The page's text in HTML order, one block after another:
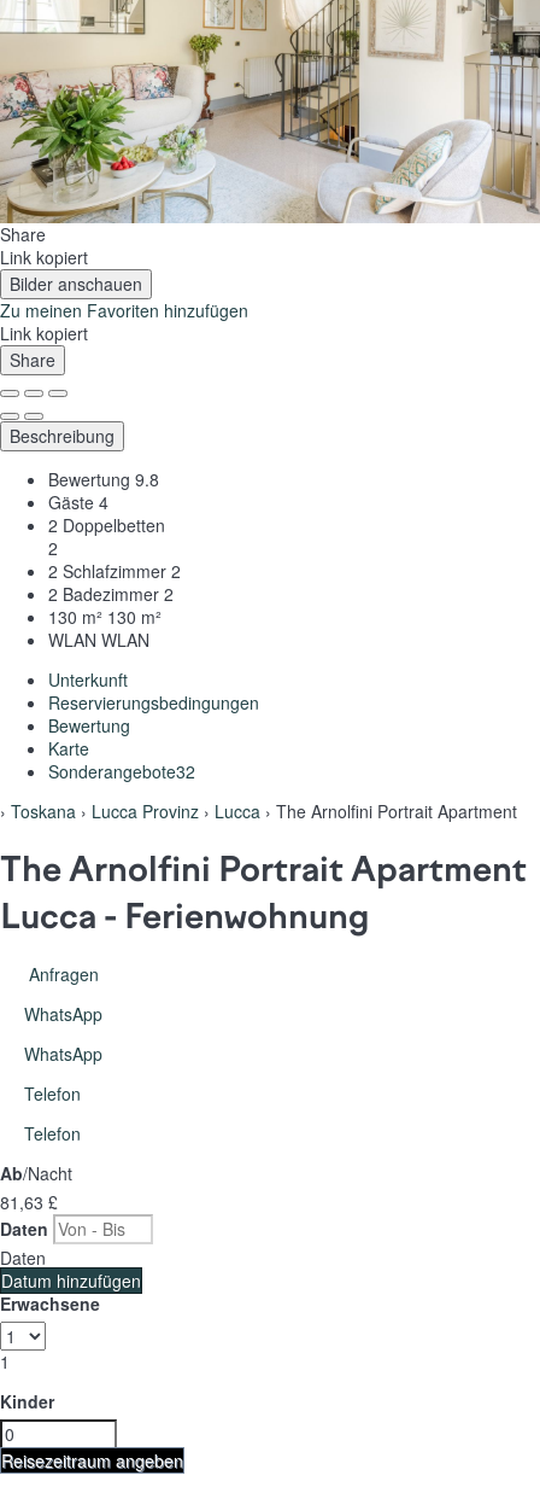
Share
Link kopiert
Bilder anschauen
Zu meinen Favoriten hinzufügen
Link kopiert
Share
Beschreibung
Bewertung 9.8
Gäste 4
2 Doppelbetten
2
2 Schlafzimmer 2
2 Badezimmer 2
130 m² 130 m²
WLAN WLAN
Unterkunft
Reservierungsbedingungen
Bewertung
Karte
Sonderangebote32
› Toskana › Lucca Provinz › Lucca › The Arnolfini Portrait Apartment
The Arnolfini Portrait Apartment
Lucca - Ferienwohnung
Anfragen
WhatsApp
WhatsApp
Telefon
Telefon
Ab/Nacht
81,63 £
Daten
Daten
Datum hinzufügen
Erwachsene
1
Kinder
Reisezeitraum angeben